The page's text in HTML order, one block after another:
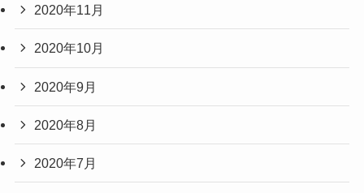
2020年11月
2020年10月
2020年9月
2020年8月
2020年7月